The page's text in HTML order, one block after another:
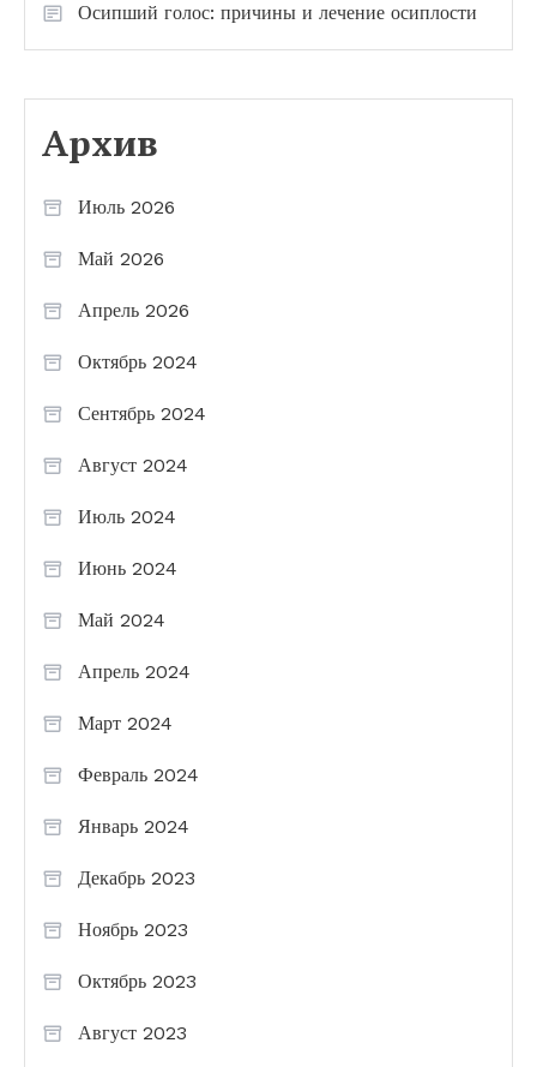
Осипший голос: причины и лечение осиплости
Архив
Июль 2026
Май 2026
Апрель 2026
Октябрь 2024
Сентябрь 2024
Август 2024
Июль 2024
Июнь 2024
Май 2024
Апрель 2024
Март 2024
Февраль 2024
Январь 2024
Декабрь 2023
Ноябрь 2023
Октябрь 2023
Август 2023